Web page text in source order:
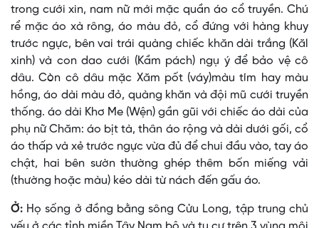
trong cưới xin, nam nữ mới mặc quần áo cổ truyền. Chú
rể mặc áo xà rông, áo màu đỏ, cổ đứng với hàng khuy
trước ngực, bên vai trái quàng chiếc khăn dài trắng (Kăl
xinh) và con dao cưới (Kầm pách) ngụ ý để bảo vệ cô
dâu. Còn cô dâu mặc Xăm pốt (váy)màu tím hay màu
hồng, áo dài màu đỏ, quàng khăn và đội mũ cưới truyền
thống. áo dài Khơ Me (Wện) gần gũi với chiếc áo dài của
phụ nữ Chăm: áo bịt tà, thân áo rộng và dài dưới gối, cổ
áo thấp và xẻ trước ngực vừa đủ để chui đầu vào, tay áo
chật, hai bên sườn thường ghép thêm bốn miếng vải
(thường hoặc màu) kéo dài từ nách đến gấu áo.
Ở: Họ sống ở đồng bằng sông Cửu Long, tập trung chủ